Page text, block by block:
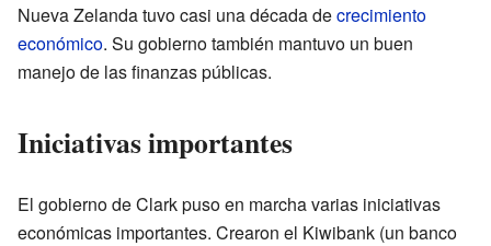
Nueva Zelanda tuvo casi una década decrecimiento
económico. Su gobierno también mantuvo un buen
manejo de las finanzas públicas.
Iniciativas importantes
El gobierno de Clark puso en marcha varias iniciativas
económicas importantes. Crearon el Kiwibank (un banco